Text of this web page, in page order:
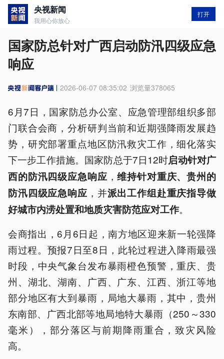
央视新闻
我用心你放心
打开
国家防总针对广西启动防汛四级应急
响应
2026-06-07 08:35:02 浏览量378065
6月7日，国家防总办公室、应急管理部组织多部
门联合会商，分析研判当前和近期强降雨发展趋
势，研究部署重点地区防汛救灾工作，细化落实
下一步工作措施。国家防总于7日12时启动针对广
西的防汛四级应急响应 ，维持针对重庆、贵州的
防汛四级应急响应 ，并派出工作组赴重庆指导做
好城市内涝处置和地质灾害防范应对工作。
会商指出，6月6日起，南方地区迎来新一轮强降
雨过程。预报7日至8日，此轮过程进入降雨最强
时段，中央气象台发布暴雨橙色预警，重庆、贵
州、湖北、湖南、广西、广东、江西、浙江等地
部分地区有大到暴雨，局地大暴雨，其中，贵州
东南部、广西北部等地局地特大暴雨（250～330
毫米），部分落区与前期降雨重合，致灾风险
高。